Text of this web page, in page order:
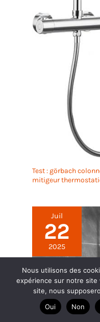
Test : görbach
mitigeur
Juil
22
2025
Nous utilisons des
expérience sur notre site
site, nous
Oui
Non